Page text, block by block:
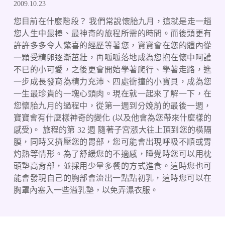
2009.10.23
您目前在什麼階段？ 我們常說懷胎九月，這就是走一趟
您人生中最棒、最神奇的旅程所需的時間。而後頭更有
許許多多令人驚喜的經歷等著您，寶寶會在您的體內從
一顆受精卵逐漸茁壯，再呱呱落地成為您抱在懷中呵護
不已的小可愛，之後更會開始學著爬行、學著走路，進
一步成長發育為精力充沛、四處衝撞的小寶貝，成為您
一生最珍貴的一塊心頭肉。現在就一起來了解一下，在
您懷胎九月的過程中，從第一週到分娩前的最後一週，
寶寶會有什麼樣神奇的變化 (以及他會為您帶來什麼樣的
感受)。 旅程的第 32 週 隨著子宮漲大往上頂到您的橫隔
膜，同時又擠壓您的胃部，您可能會出現呼吸不順或胃
灼熱等情形。為了舒緩您的不適感，睡覺時您可以用枕
頭墊高背部，並採用少量多餐的方式進食。這時您也可
能會發現自己的胸部會流出一點點初乳，這時您可以在
胸罩內塞入一些溢乳墊，以免弄濕衣服。